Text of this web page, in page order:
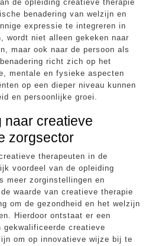
de opleiding creatieve therapie
benadering van welzijn en
expressie te integreren in
wordt niet alleen gekeken naar
maar ook naar de persoon als
richt zich op het
mentale en fysieke aspecten
op een dieper niveau kunnen
en persoonlijke groei.
naar creatieve
zorgsector
therapeuten in de
voordeel van de opleiding
meer zorginstellingen en
waarde van creatieve therapie
om de gezondheid en het welzijn
Hierdoor ontstaat er een
gekwalificeerde creatieve
om op innovatieve wijze bij te